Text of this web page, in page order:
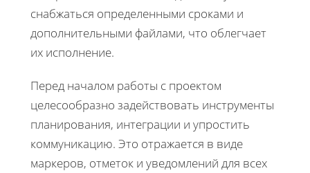
снабжаться определенными сроками и
дополнительными файлами, что облегчает
их исполнение.
Перед началом работы с проектом
целесообразно задействовать инструменты
планирования, интеграции и упростить
коммуникацию. Это отражается в виде
маркеров, отметок и уведомлений для всех